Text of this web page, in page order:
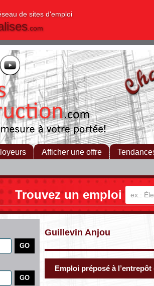
de sites d'emploi
.com
Afficher une offre
Trouvez un emploi
Guillevin Anjou
Emploi préposé à